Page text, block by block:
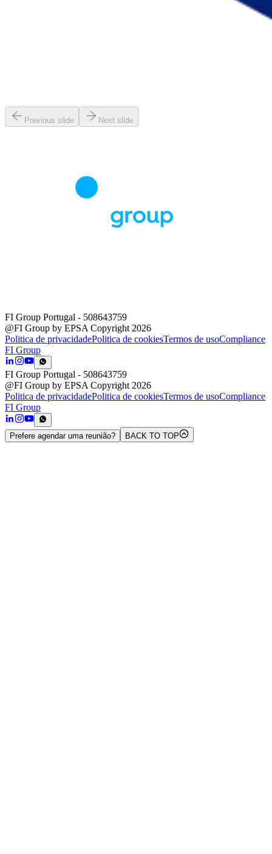
Previous slide Next slide
FI Group Portugal - 508643759
@FI Group by EPSA Copyright 2026
Politica de privacidadePolitica de cookiesTermos de usoCompliance
FI Group
FI Group Portugal - 508643759
@FI Group by EPSA Copyright 2026
Politica de privacidadePolitica de cookiesTermos de usoCompliance
FI Group
Prefere agendar uma reunião? BACK TO TOP